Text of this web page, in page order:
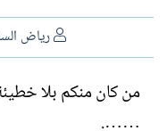
ا
ل
ك
ا
رياض
من كان منكم بلا
…….